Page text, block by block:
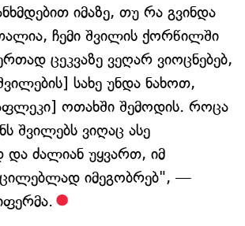
იმაზე, თუ რა გვინდა
ჩემი შვილის ქორწილში
ცეკვაზე ვეღარ ვიოცნებებ,
სახე უნდა ნახოთ,
ოთახში შემოდის. როცა
შვილებს ვიღაც ასე
ძალიან უყვართ, იმ
იმეგობრებ", —